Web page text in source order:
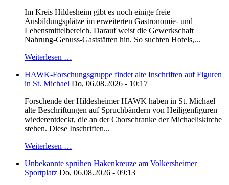
Im Kreis Hildesheim gibt es noch einige freie
Ausbildungsplätze im erweiterten Gastronomie- und
Lebensmittelbereich. Darauf weist die Gewerkschaft
Nahrung-Genuss-Gaststätten hin. So suchten Hotels,...
Weiterlesen …
HAWK-Forschungsgruppe findet alte Inschriften auf Figuren
in St. Michael Do, 06.08.2026 - 10:17
Forschende der Hildesheimer HAWK haben in St. Michael
alte Beschriftungen auf Spruchbändern von Heiligenfiguren
wiederentdeckt, die an der Chorschranke der Michaeliskirche
stehen. Diese Inschriften...
Weiterlesen …
Unbekannte sprühen Hakenkreuze am Volkersheimer
Sportplatz Do, 06.08.2026 - 09:13